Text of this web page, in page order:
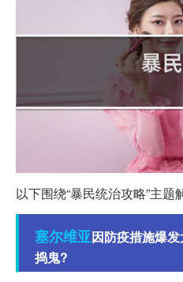
以下围绕“暴民统治攻略”主题
塞尔维亚因防疫措施爆
捣鬼?